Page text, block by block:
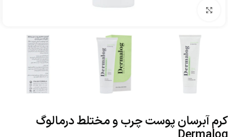
برای بزرگنمایی کلیک کنید
کرم آبرسان پوست چرب و مختلط درمالوگ